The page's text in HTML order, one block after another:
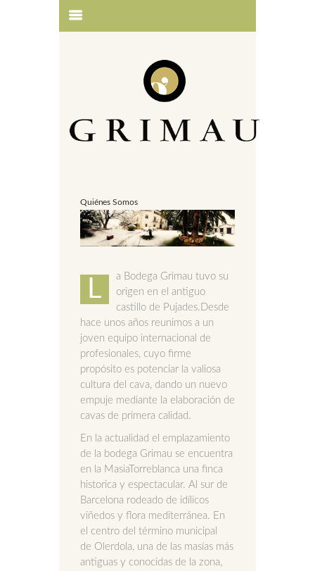
Quiénes Somos
L
a Bodega Grimau tuvo su
origen en el antiguo
castillo de Pujades.Desde
hace unos años reunimos a un
joven equipo internacional de
profesionales, cuyo firme
propósito es potenciar la valiosa
cultura del cava, dando un nuevo
empuje mediante la elaboración de
cavas de primera calidad.
En la actualidad el emplazamiento
de la bodega Grimau se encuentra
en la MasiaTorreblanca una finca
historica y espectacular. Al sur de
Barcelona rodeado de idílicos
viñedos y flora mediterránea. En
el centro del término municipal
de Olerdola, una de las masías más
antiguas y conocidas de la zona,